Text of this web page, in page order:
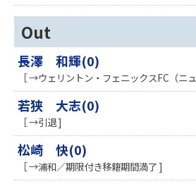
Out
長澤 和輝(0)
［ →ウェリントン・フェニックスFC（ニ
若狭 大志(0)
［ →引退 ]
松崎 快(0)
［ →浦和／期限付き移籍期間満了 ]